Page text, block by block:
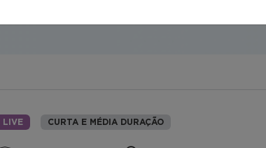
LIVE CURTA E MÉDIA DURAÇÃO